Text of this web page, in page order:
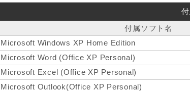
付属ソフト名
Microsoft Windows XP Home Edition
Microsoft Word (Office XP Personal)
Microsoft Excel (Office XP Personal)
Microsoft Outlook(Office XP Personal)